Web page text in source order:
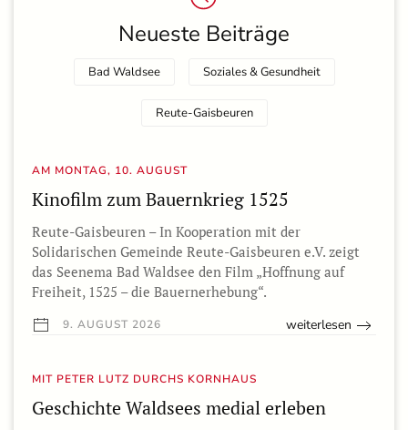
Neueste Beiträge
Bad Waldsee Soziales & Gesundheit
Reute-Gaisbeuren
AM MONTAG, 10. AUGUST
Kinofilm zum Bauernkrieg 1525
Reute-Gaisbeuren – In Kooperation mit der
Solidarischen Gemeinde Reute-Gaisbeuren e.V. zeigt
das Seenema Bad Waldsee den Film „Hoffnung auf
Freiheit, 1525 – die Bauernerhebung“.
9. AUGUST 2026 weiterlesen
MIT PETER LUTZ DURCHS KORNHAUS
Geschichte Waldsees medial erleben